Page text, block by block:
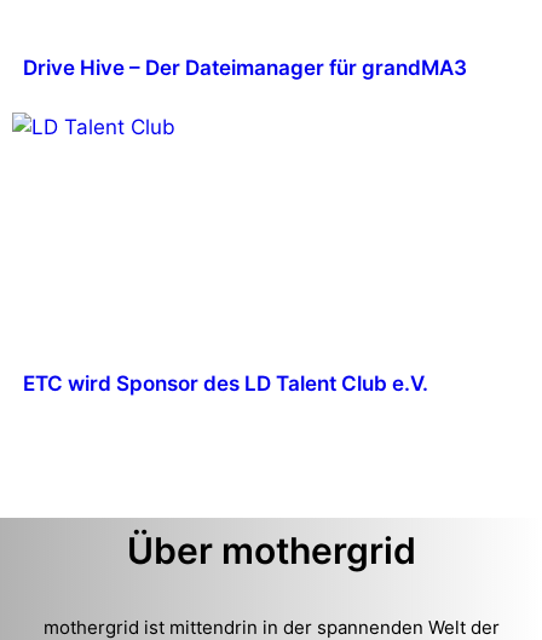
Drive Hive – Der Dateimanager für grandMA3
ETC wird Sponsor des LD Talent Club e.V.
Über mothergrid
mothergrid ist mittendrin in der spannenden Welt der